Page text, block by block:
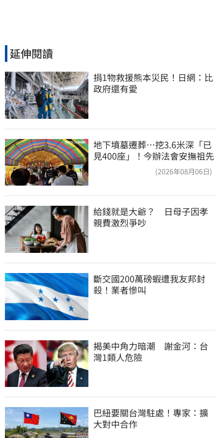
延伸閱讀
捐1物救援熊本災民！日網：比
政府還有愛
地下墳墓遷葬…挖3.6米深「已
見400座」！今辦法會安撫祖先
(2026年08月06日)
給錢就是大爺？　日母子因孝
親費激烈爭吵
斷交國200萬磅蝦遭我友邦封
殺！業者慘叫
揭美中角力暗潮　謝金河：台
灣1類人危險
巴紐要關台灣駐處！專家：擴
大對中合作